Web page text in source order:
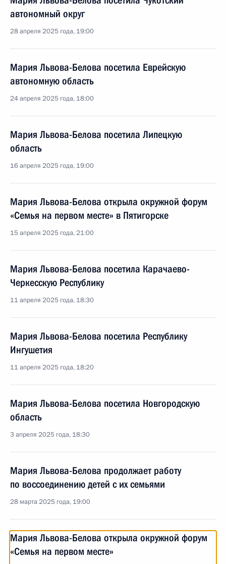
автономный округ
28 апреля 2025 года, 19:00
Мария Львова-Белова посетила Еврейскую
автономную область
24 апреля 2025 года, 18:00
Мария Львова-Белова посетила Липецкую
область
16 апреля 2025 года, 19:00
Мария Львова-Белова открыла окружной форум
«Семья на первом месте» в Пятигорске
15 апреля 2025 года, 21:00
Мария Львова-Белова посетила Карачаево-
Черкесскую Республику
11 апреля 2025 года, 18:30
Мария Львова-Белова посетила Республику
Ингушетия
11 апреля 2025 года, 18:20
Мария Львова-Белова посетила Новгородскую
область
3 апреля 2025 года, 18:30
Мария Львова-Белова продолжает работу
по воссоединению детей с их семьями
28 марта 2025 года, 19:00
Мария Львова-Белова открыла окружной форум
«Семья на первом месте»